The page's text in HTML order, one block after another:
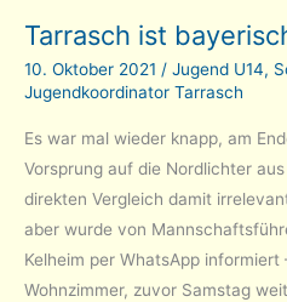
bei
Jugend-
MM
Tarrasch ist
10. Oktober 2021 / Jugend U14,
Jugendkoordinator Tarrasch
Es war mal wieder knapp, am
Vorsprung auf die Nordlichter
direkten Vergleich damit
aber wurde von
Kelheim per WhatsApp informiert
Wohnzimmer, zuvor Samstag